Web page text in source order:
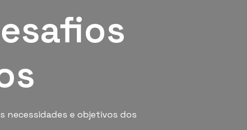
necessidades e objetivos dos